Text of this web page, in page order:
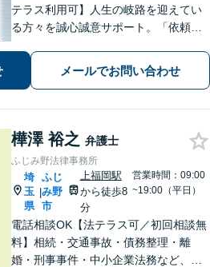
テラス利用可】人生の岐路を迎えてい
る方々を誠心誠意サポート。「依頼者
女問題／借金問題／相続／企業法務／
刑事事件／交通事故／労働問題など、
メールでお問い合わせ
樺澤 裕之 弁護士
ふじみ野法律事務所
埼
玉
県
|
ふじ
み野
市
上福岡駅
から徒歩8
分
営業時間：09:00
~19:00（平日）
電話相談OK【法テラス可／初回相談無
料】相続・交通事故・債務整理・離
婚・刑事事件・中小企業法務など、お